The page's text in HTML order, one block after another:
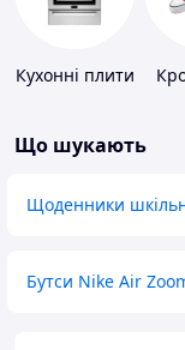
Кухонні плити
Що шукають
Щоденники
Бутси Nike Air